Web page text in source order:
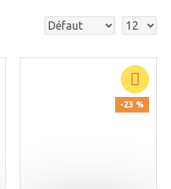
-23 %